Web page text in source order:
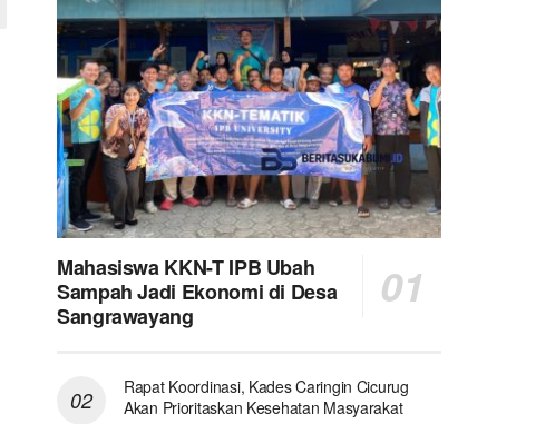
Mahasiswa KKN-T IPB Ubah
Sampah Jadi Ekonomi di Desa
Sangrawayang
Rapat Koordinasi, Kades Caringin Cicurug
Akan Prioritaskan Kesehatan Masyarakat